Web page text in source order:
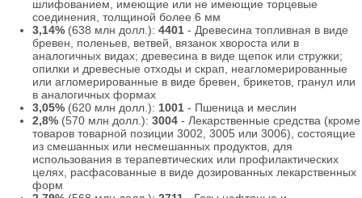
шлифованием, имеющие или не имеющие торцевые
соединения, толщиной более 6 мм
3,14% (638 млн долл.): 4401 - Древесина топливная в виде
бревен, поленьев, ветвей, вязанок хвороста или в
аналогичных видах; древесина в виде щепок или стружки;
опилки и древесные отходы и скрап, неагломерированные
или агломерированные в виде бревен, брикетов, гранул или
в аналогичных формах
3,05% (620 млн долл.): 1001 - Пшеница и меслин
2,8% (570 млн долл.): 3004 - Лекарственные средства (кроме
товаров товарной позиции 3002, 3005 или 3006), состоящие
из смешанных или несмешанных продуктов, для
использования в терапевтических или профилактических
целях, расфасованные в виде дозированных лекарственных
форм